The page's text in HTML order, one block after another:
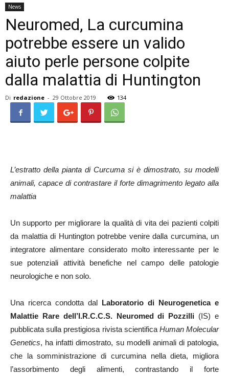
News
Neuromed, La curcumina
potrebbe essere un valido
aiuto perle persone colpite
dalla malattia di Huntington
Di redazione - 29 Ottobre 2019 134
L’estratto della pianta di Curcuma si è dimostrato, su modelli
animali, capace di contrastare il forte dimagrimento legato alla
malattia
Un supporto per migliorare la qualità di vita dei pazienti colpiti
da malattia di Huntington potrebbe venire dalla curcumina, un
integratore alimentare considerato molto interessante per le
sue potenziali attività benefiche nel campo delle patologie
neurologiche e non solo.
Una ricerca condotta dal Laboratorio di Neurogenetica e
Malattie Rare dell’I.R.C.C.S. Neuromed di Pozzilli (IS) e
pubblicata sulla prestigiosa rivista scientifica Human Molecular
Genetics, ha infatti dimostrato, su modelli animali di patologia,
che la somministrazione di curcumina nella dieta, migliora
l’assorbimento degli alimenti, contrastando il forte